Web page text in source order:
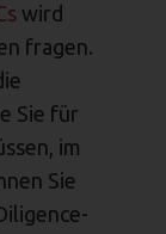
wird
fragen.
Sie für
im
Sie